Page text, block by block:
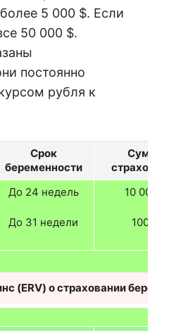
5 000 $. Если
50 000 $.
постоянно
рубля к
Срок
беременности
Сумма
До 24 недель
До 31 недели
10 000 $
100 %
(ERV) о страховании